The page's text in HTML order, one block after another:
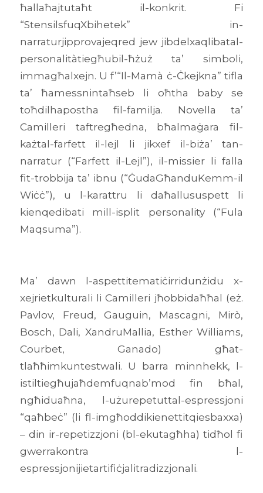
ħallaħajtutaħt il-konkrit. Fi
“StensilsfuqXbihetek” in-
narraturjipprovajeqred jew jibdelxaqlibatal-
personalitàtiegħubil-ħżuż ta’ simboli,
immagħalxejn. U f’“Il-Mamà ċ-Ċkejkna” tifla
ta’ ħamessnintaħseb li oħtha baby se
toħdilhapostha fil-familja. Novella ta’
Camilleri taftregħedna, bħalmaġara fil-
każtal-farfett il-lejl li jikxef il-biża’ tan-
narratur (“Farfett il-Lejl”), il-missier li falla
fit-trobbija ta’ ibnu (“ĠudaGħanduKemm-il
Wiċċ”), u l-karattru li daħallususpett li
kienqedibati mill-isplit personality (“Fula
Maqsuma”).
Ma’ dawn l-aspettitematiċirridunżidu x-
xejrietkulturali li Camilleri jħobbidaħħal (eż.
Pavlov, Freud, Gauguin, Mascagni, Mirò,
Bosch, Dali, XandruMallia, Esther Williams,
Courbet, Ganado) għat-
tlaħħimkuntestwali. U barra minnhekk, l-
istiltiegħujaħdemfuqnab’mod fin bħal,
ngħiduaħna, l-użurepetuttal-espressjoni
“qaħbeċ” (li fl-imgħoddikienettitqiesbaxxa)
– din ir-repetizzjoni (bl-ekutagħha) tidħol fi
gwerrakontra l-
espressjonijietartifiċjalitradizzjonali.